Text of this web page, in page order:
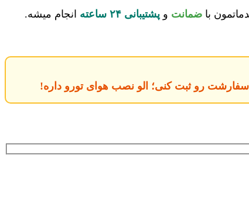
با ضمانت و پشتیبانی ۲۴ ساعته
انجام میشه.
رو ثبت کنی؛ الو نصب هوای تورو داره!